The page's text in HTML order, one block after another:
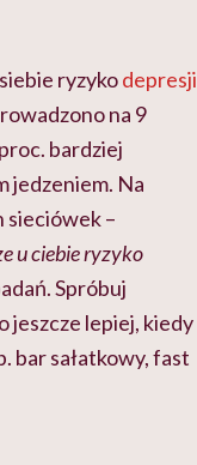
ryzykodepresji
na 9
bardziej
jedzeniem. Na
sieciówek –
u ciebie ryzyko
Spróbuj
jeszcze lepiej, kiedy
bar sałatkowy, fast